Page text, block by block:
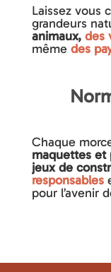
Laissez vous
grandeurs
animaux, des
même des
Chaque
maquettes et
jeux de
responsables
pour l’avenir